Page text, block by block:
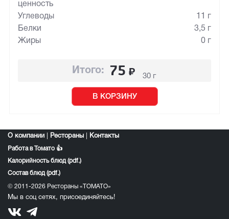
ценность
Углеводы
11 г
Белки
3,5 г
Жиры
0 г
Итого: 75 ₽ 30 г
В КОРЗИНУ
О компании Рестораны Контакты
Работа в Томато 👍
Калорийность блюд (pdf.)
Состав блюд (pdf.)
© 2011-2026 Рестораны «ТОМАТО»
Мы в соц сетях, присоединяйтесь!